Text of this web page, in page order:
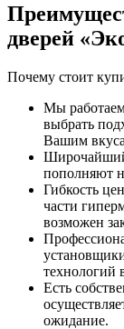
дверей
Почему стоит
Мы
выбрать
Вашим
пополняют
Гибкость
части
возможен
технологий
Есть
ожидание.